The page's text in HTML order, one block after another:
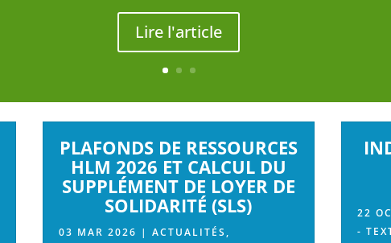
Lire l'article
PLAFONDS DE RESSOURCES
HLM 2026 ET CALCUL DU
SUPPLÉMENT DE LOYER DE
SOLIDARITÉ (SLS)
03 MAR 2026 | ACTUALITÉS ,
22
-